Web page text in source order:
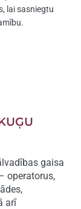
lai sasniegtu
gaisa
operatorus,
arī